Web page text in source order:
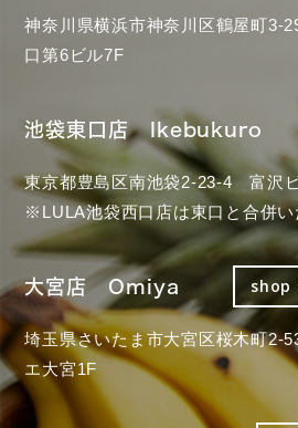
神奈川県横浜市神奈川区鶴屋町3-
口第6ビル7F
池袋東口店 Ikebukuro
東京都豊島区南池袋2-23-4 富沢
※LULA池袋西口店は東口と合併い
大宮店 Omiya shop
埼玉県さいたま市大宮区桜木町
エ大宮1F